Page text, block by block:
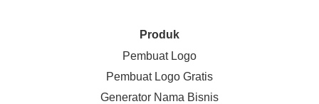
Produk
Pembuat Logo
Pembuat Logo Gratis
Generator Nama Bisnis